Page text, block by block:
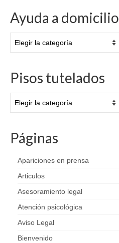
Ayuda a domicilio
Pisos tutelados
tutelados
Páginas
Apariciones en prensa
Articulos
Asesoramiento legal
Atención psicológica
Aviso Legal
Bienvenido